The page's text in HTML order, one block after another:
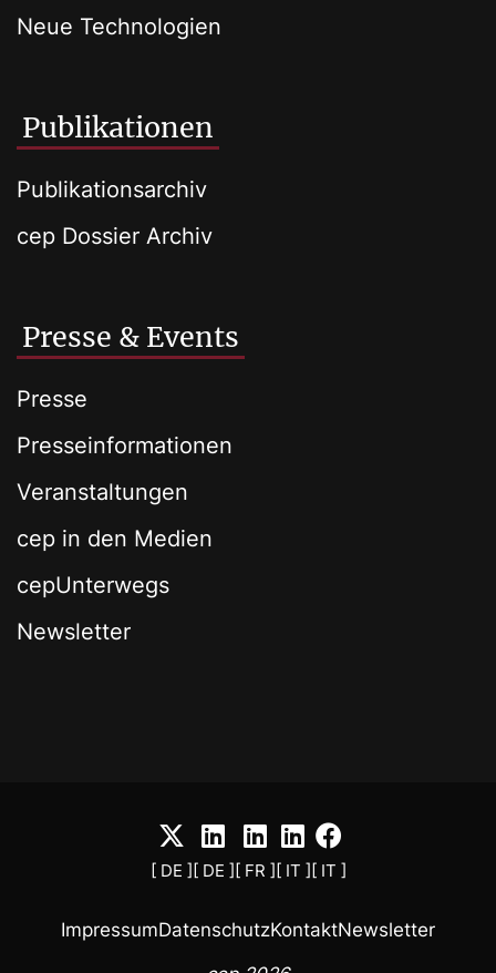
Neue Technologien
Publikationen
Publikationsarchiv
cep Dossier Archiv
Presse & Events
Presse
Presseinformationen
Veranstaltungen
cep in den Medien
cepUnterwegs
Newsletter
[ DE ] [ DE ] [ FR ] [ IT ] [ IT ]
ImpressumDatenschutzKontaktNewsletter